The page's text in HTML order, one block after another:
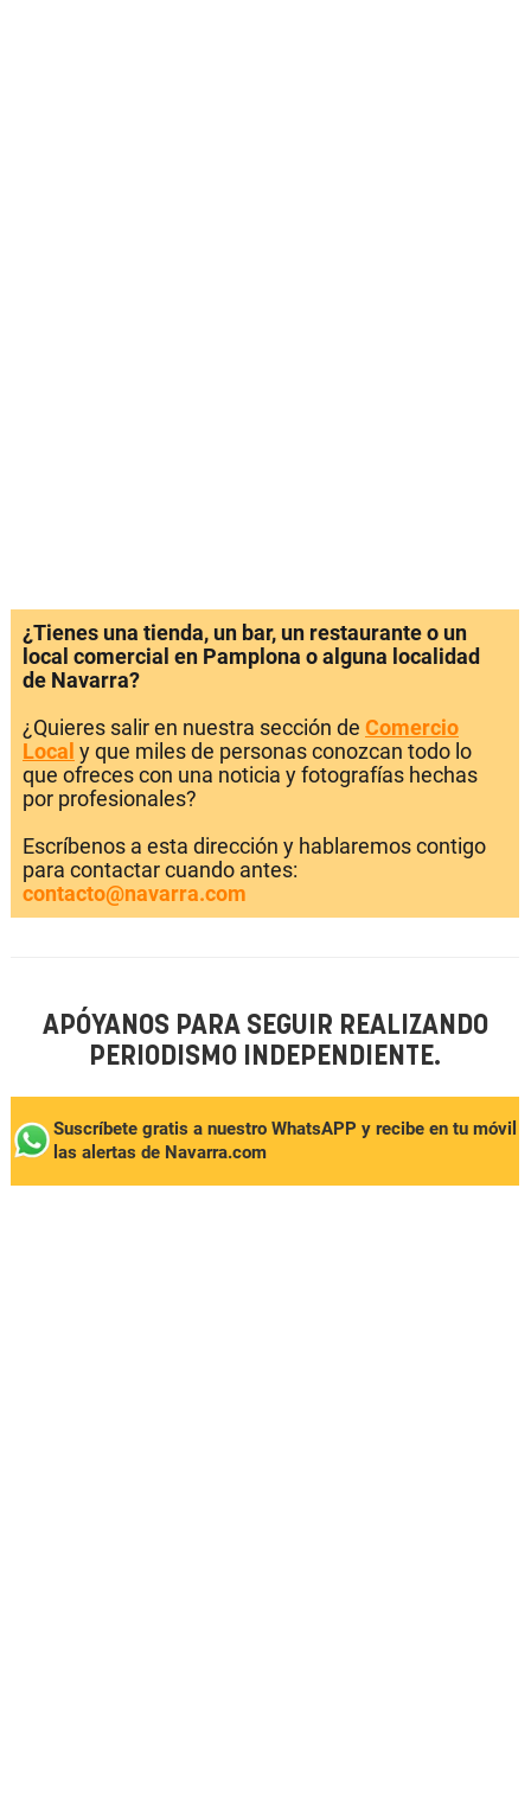
¿Tienes una tienda, un bar, un restaurante o un
local comercial en Pamplona o alguna localidad
de Navarra?
¿Quieres salir en nuestra sección de Comercio
Local y que miles de personas conozcan todo lo
que ofreces con una noticia y fotografías hechas
por profesionales?
Escríbenos a esta dirección y hablaremos contigo
para contactar cuando antes:
contacto@navarra.com
APÓYANOS PARA SEGUIR REALIZANDO
PERIODISMO INDEPENDIENTE.
Suscríbete gratis a nuestro WhatsAPP y recibe en tu móvil
las alertas de Navarra.com